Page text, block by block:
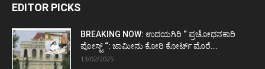
EDITOR PICKS
BREAKING NOW: ಉದಯಗಿರಿ “ ಪ್ರಚೋಧನಕಾರಿ
ಪೋಸ್ಟ್‌ “: ಜಾಮೀನು ಕೋರಿ ಕೋರ್ಟ್‌ ಮೊರೆ...
13/02/2025